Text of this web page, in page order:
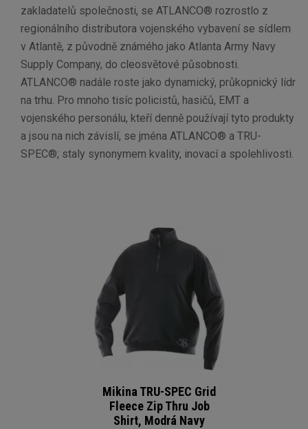
zakladatelů společnosti, se ATLANCO® rozrostlo z
regionálního distributora vojenského vybavení se sídlem
v Atlantě, z původně známého jako Atlanta Army Navy
Supply Company, do cleosvětové působnosti.
ATLANCO® nadále roste jako dynamický, průkopnický lídr
na trhu. Pro mnoho tisíc policistů, hasičů, EMT a
vojenského personálu, kteří denně používají tyto produkty
a jsou na nich závislí, se jména ATLANCO® a TRU-
SPEC®; staly synonymem kvality, inovací a spolehlivosti.
Mikina TRU-SPEC Grid
Fleece Zip Thru Job
Shirt, Modrá Navy